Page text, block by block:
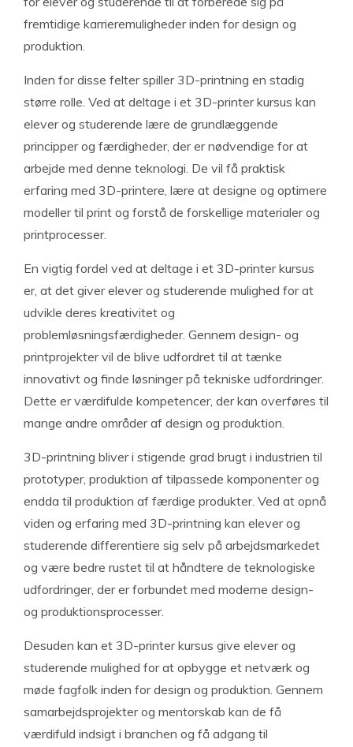
fremtidige karrieremuligheder inden for design og
produktion.
Inden for disse felter spiller 3D-printning en stadig
større rolle. Ved at deltage i et 3D-printer kursus kan
elever og studerende lære de grundlæggende
principper og færdigheder, der er nødvendige for at
arbejde med denne teknologi. De vil få praktisk
erfaring med 3D-printere, lære at designe og optimere
modeller til print og forstå de forskellige materialer og
printprocesser.
En vigtig fordel ved at deltage i et 3D-printer kursus
er, at det giver elever og studerende mulighed for at
udvikle deres kreativitet og
problemløsningsfærdigheder. Gennem design- og
printprojekter vil de blive udfordret til at tænke
innovativt og finde løsninger på tekniske udfordringer.
Dette er værdifulde kompetencer, der kan overføres til
mange andre områder af design og produktion.
3D-printning bliver i stigende grad brugt i industrien til
prototyper, produktion af tilpassede komponenter og
endda til produktion af færdige produkter. Ved at opnå
viden og erfaring med 3D-printning kan elever og
studerende differentiere sig selv på arbejdsmarkedet
og være bedre rustet til at håndtere de teknologiske
udfordringer, der er forbundet med moderne design-
og produktionsprocesser.
Desuden kan et 3D-printer kursus give elever og
studerende mulighed for at opbygge et netværk og
møde fagfolk inden for design og produktion. Gennem
samarbejdsprojekter og mentorskab kan de få
værdifuld indsigt i branchen og få adgang til